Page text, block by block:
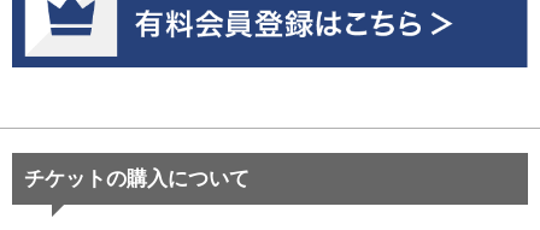
チケットの購入について